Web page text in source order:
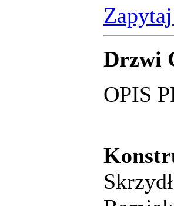
Drzwi
OPIS